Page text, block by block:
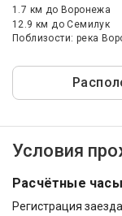
1.7 км до Воронежа
12.9 кмдо Семилук
Поблизости: река
Условия
Расчётные часы
Регистрация